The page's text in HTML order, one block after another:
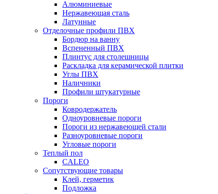
Алюминиевые
Нержавеющая сталь
Латунные
Отделочные профили ПВХ
Бордюр на ванну
Вспененный ПВХ
Плинтус для столешницы
Раскладка для керамической плитки
Углы ПВХ
Наличники
Профили штукатурные
Пороги
Ковродержатель
Одноуровневые пороги
Пороги из нержавеющей стали
Разноуровневые пороги
Угловые пороги
Теплый пол
CALEO
Сопутствующие товары
Клей, герметик
Подложка